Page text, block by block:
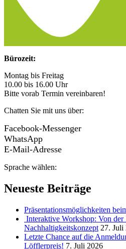
Bürozeit:
Montag bis Freitag
10.00 bis 16.00 Uhr
Bitte vorab Termin vereinbaren!
Chatten Sie mit uns über:
Facebook-Messenger
WhatsApp
E-Mail-Adresse
Sprache wählen:
Neueste Beiträge
Präsentationsmöglichkeiten
Interaktive Workshop: Von der
Nachhaltigkeitskonzept 27. Juli
Letzte Chance auf die
Löfflerpreis! 7. Juli 2026